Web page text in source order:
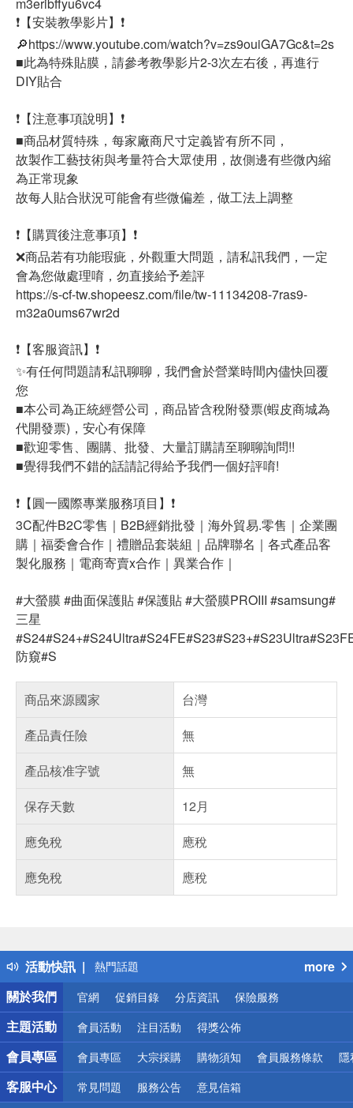
❗【安裝教學影片】❗
🔎https://www.youtube.com/watch?v=zs9ouiGA7Gc&t=2s
■此為特殊貼膜，請參考教學影片2-3次左右後，再進行
DIY貼合
❗【注意事項說明】❗
■商品材質特殊，每家廠商尺寸定義皆有所不同，
故製作工藝技術與考量符合大眾使用，故側邊有些微內縮
為正常現象
故每人貼合狀況可能會有些微偏差，做工法上調整
❗【購買後注意事項】❗
❌商品若有功能瑕疵，外觀重大問題，請私訊我們，一定
會為您做處理唷，勿直接給予差評
https://s-cf-tw.shopeesz.com/file/tw-11134208-7ras9-
m32a0ums67wr2d
❗【客服資訊】❗
✨有任何問題請私訊聊聊，我們會於營業時間內儘快回覆
您
■本公司為正統經營公司，商品皆含稅附發票(蝦皮商城為
代開發票)，安心有保障
■歡迎零售、團購、批發、大量訂購請至聊聊詢問!!
■覺得我們不錯的話請記得給予我們一個好評唷!
❗【圓一國際專業服務項目】❗
3C配件B2C零售｜B2B經銷批發｜海外貿易.零售｜企業團
購｜福委會合作｜禮贈品套裝組｜品牌聯名｜各式產品客
製化服務｜電商寄賣x合作｜異業合作｜
#大螢膜 #曲面保護貼 #保護貼 #大螢膜PROIII #samsung#
三星
防窺#S
商品來源國家
台灣
產品責任險
無
產品核准字號
無
保存天數
12月
應免稅
應稅
應免稅
應稅
活動快訊
得獎公告
熱門話題
銀行優惠
偏遠地區配送
詐騙網頁！請小心！
more
關於我們
官網 促銷目錄 分店資訊 保險服務
主題活動 會員活動 注目活動 得獎公佈
會員專區 會員專區 大宗採購 購物須知 會員服務條款 隱
客服中心 常見問題 服務公告 意見信箱